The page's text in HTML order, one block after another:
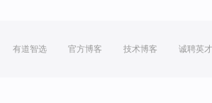
有道智选 官方博客 技术博客 诚聘英才